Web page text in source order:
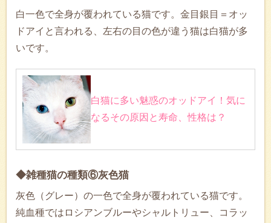
白一色で全身が覆われている猫です。金目銀目＝オッ
ドアイと言われる、左右の目の色が違う猫は白猫が多
いです。
白猫に多い魅惑のオッドアイ！気に
なるその原因と寿命、性格は？
◆雑種猫の種類⑥灰色猫
灰色（グレー）の一色で全身が覆われている猫です。
純血種ではロシアンブルーやシャルトリュー、コラッ